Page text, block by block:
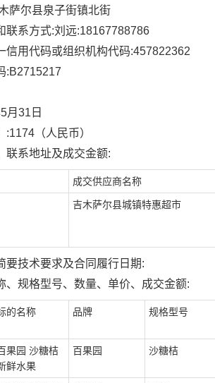
萨尔县泉子街镇北街
联系方式:刘远:18167788786
信用代码或组织机构代码:457822362
:B2715217
月31日
:1174 （人民币）
联系地址及成交金额:
成交供应商名称
吉木萨尔县城镇特惠超市
要技术要求及合同履行日期:
、规格型号、数量、单价、成交金额:
的名称 品牌 规格型号
果园 沙糖桔
鲜水果
百果园 沙糖桔